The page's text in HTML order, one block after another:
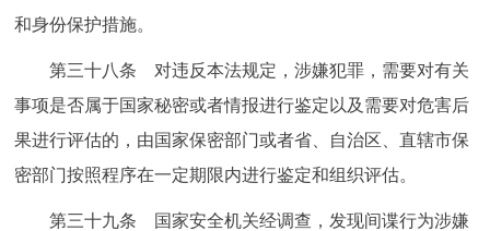
和身份保护措施。
第三十八条 对违反本法规定，涉嫌犯罪，需要对有关
事项是否属于国家秘密或者情报进行鉴定以及需要对危害后
果进行评估的，由国家保密部门或者省、自治区、直辖市保
密部门按照程序在一定期限内进行鉴定和组织评估。
第三十九条 国家安全机关经调查，发现间谍行为涉嫌